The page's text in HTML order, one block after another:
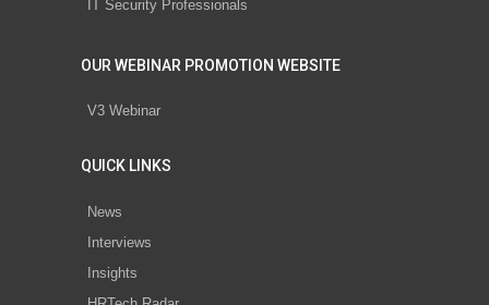
IT Security Professionals
OUR WEBINAR PROMOTION WEBSITE
V3 Webinar
QUICK LINKS
News
Interviews
Insights